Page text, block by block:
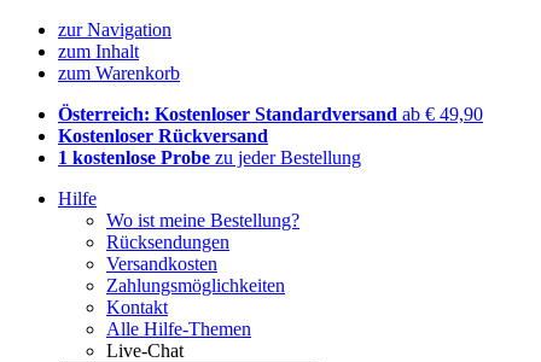
zur Navigation
zum Inhalt
zum Warenkorb
Österreich: Kostenloser Standardversand ab € 49,90
Kostenloser Rückversand
1 kostenlose Probe zu jeder Bestellung
Hilfe
Wo ist meine Bestellung?
Rücksendungen
Versandkosten
Zahlungsmöglichkeiten
Kontakt
Alle Hilfe-Themen
Live-Chat